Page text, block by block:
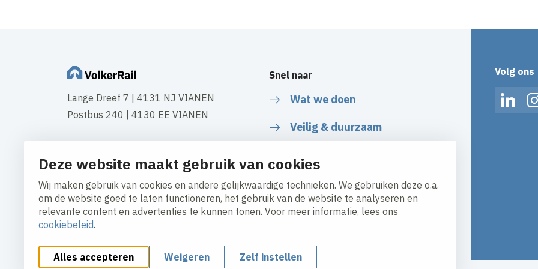
Deze website maakt gebruik van cookies
Wij maken gebruik van cookies en andere gelijkwaardige technieken. We gebruiken deze o.a.
om de website goed te laten functioneren, het gebruik van de website te analyseren en
relevante content en advertenties te kunnen tonen. Voor meer informatie, lees ons
cookiebeleid.
Alles accepteren Weigeren Zelf instellen
Lange Dreef 7 | 4131 NJ VIANEN
Postbus 240 | 4130 EE VIANEN
Fax: +31 347 35 45 59
Contact
Snel naar
Wat we doen
Veilig & duurzaam
Werken bij
Algemene Voorwaarden
Volg ons